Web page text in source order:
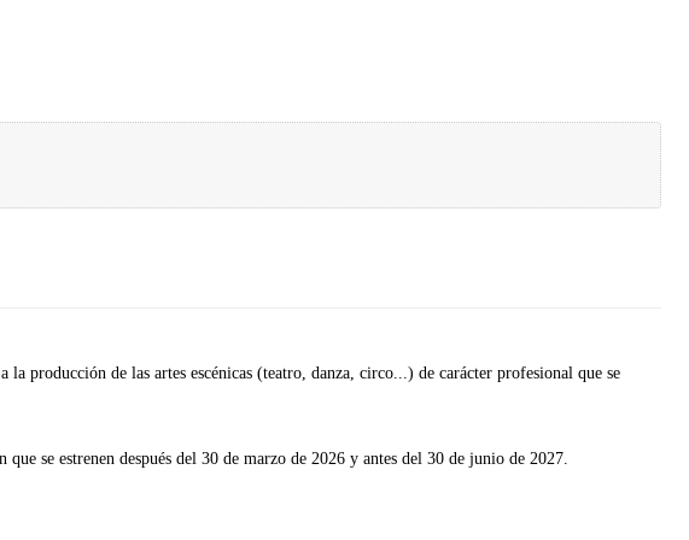
la producción de las artes escénicas (teatro, danza, circo...) de carácter profesional que se
que se estrenen después del 30 de marzo de 2026 y antes del 30 de junio de 2027.